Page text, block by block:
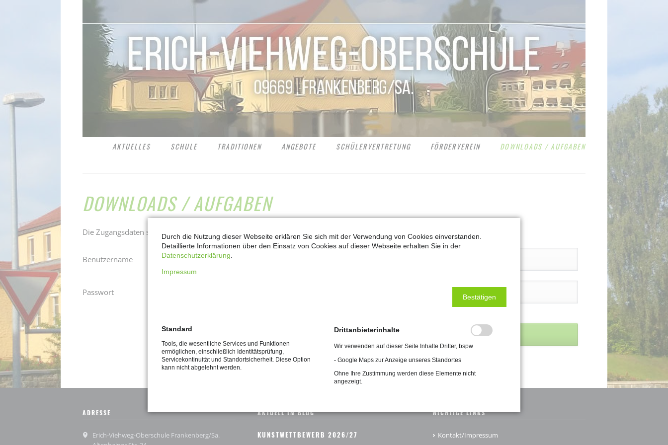
NAVIGATION
AKTUELLES SCHULE
ENTSCHULDIGUNG
BITTE UM FREISTELLUNG
TRADITIONEN ANGEBOTE SCHÜLERVERTRETUNG FÖRDERVEREIN DOWNLOADS / AUFGABEN
DOWNLOADS / AUFGABEN
Die Zugangsdaten sind beim Elternsprecher / Klassenlehrer zu erfragen.
Benutzername
Passwort
Anmelden
ADRESSE
Erich-Viehweg-Oberschule Frankenberg/Sa.
AKTUELL IM BLOG
KUNSTWETTBEWERB 2026/27
WICHTIGE LINKS
Kontakt/Impressum
Durch die Nutzung dieser Webseite erklären Sie sich mit der Verwendung von Cookies einverstanden.
Detaillierte Informationen über den Einsatz von Cookies auf dieser Webseite erhalten Sie in der
Datenschutzerklärung
Impressum
Bestätigen
Standard
Tools, die wesentliche Services und Funktionen
ermöglichen, einschließlich Identitätsprüfung,
Servicekontinuität und Standortsicherheit. Diese Option
kann nicht abgelehnt werden.
Drittanbieterinhalte
Wir verwenden auf dieser Seite Inhalte Dritter, bspw
- Google Maps zur Anzeige unseres Standortes
Ohne Ihre Zustimmung werden diese Elemente nicht
angezeigt.